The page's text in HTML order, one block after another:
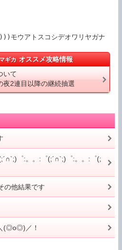
ウアトスコシデオワリヤガナ
ギカ オススメ攻略情報
いて
夜2連目以降の継続抽選
゜:。。:゜(;´∩`;)゜:。。:゜(;
の他結果です
(◎o◎)／！